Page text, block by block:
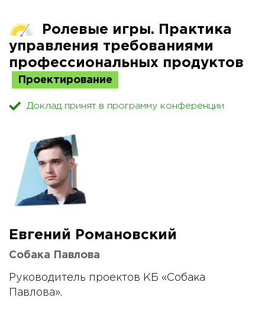
Ролевые игры. Практика
управления требованиями
профессиональных продуктов
Проектирование
Доклад принят в программу конференции
Евгений Романовский
Собака Павлова
Руководитель проектов КБ «Собака
Павлова».